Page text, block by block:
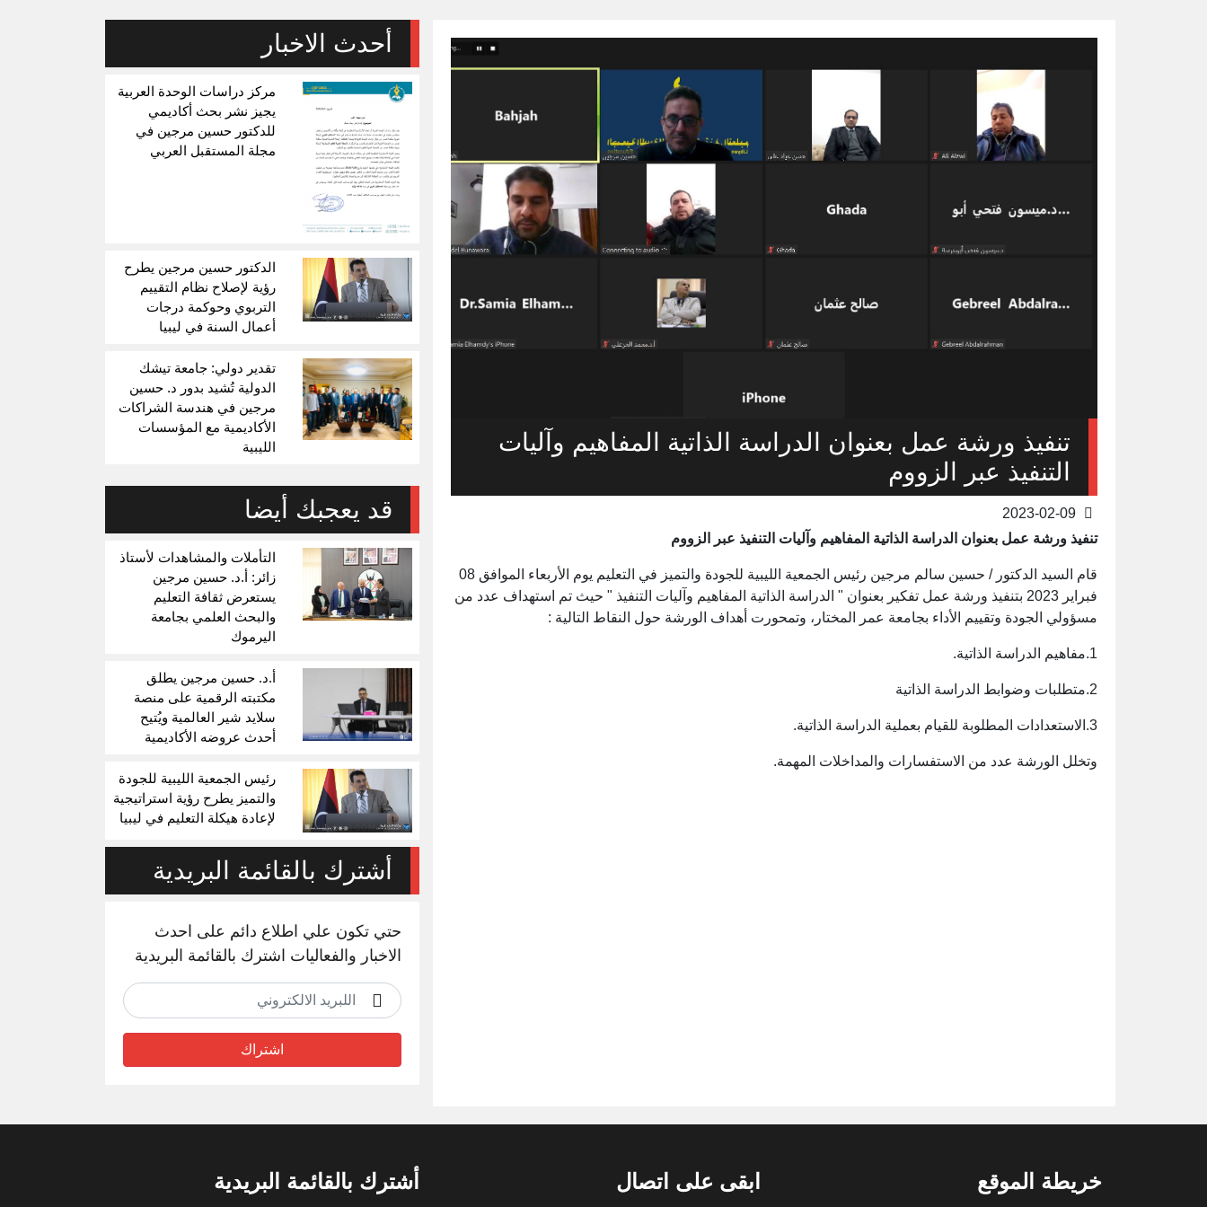
تنفيذ ورشة عمل بعنوان الدراسة الذاتية المفاهيم وآليات
التنفيذ عبر الزووم
تنفيذ ورشة عمل بعنوان الدراسة الذاتية المفاهيم وآليات التنفيذ عبر الزووم
قام السيد الدكتور / حسين سالم مرجين رئيس الجمعية الليبية للجودة والتميز في التعليم يوم الأربعاء الموافق 08
فبراير 2023 بتنفيذ ورشة عمل تفكير بعنوان " الدراسة الذاتية المفاهيم وآليات التنفيذ " حيث تم استهداف عدد من
مسؤولي الجودة وتقييم الأداء بجامعة عمر المختار، وتمحورت أهداف الورشة حول النقاط التالية :
1.مفاهيم الدراسة الذاتية.
2.متطلبات وضوابط الدراسة الذاتية
3.الاستعدادات المطلوبة للقيام بعملية الدراسة الذاتية.
وتخلل الورشة عدد من الاستفسارات والمداخلات المهمة.
أحدث الاخبار
مركز دراسات الوحدة العربية
يجيز نشر بحث أكاديمي
للدكتور حسين مرجين في
مجلة المستقبل العربي
الدكتور حسين مرجين يطرح
رؤية لإصلاح نظام التقييم
التربوي وحوكمة درجات
أعمال السنة في ليبيا
تقدير دولي: جامعة تيشك
الدولية تُشيد بدور د. حسين
مرجين في هندسة الشراكات
الأكاديمية مع المؤسسات
الليبية
قد يعجبك أيضا
التأملات والمشاهدات لأستاذ
زائر: أ.د. حسين مرجين
يستعرض ثقافة التعليم
والبحث العلمي بجامعة
اليرموك
أ.د. حسين مرجين يطلق
مكتبته الرقمية على منصة
سلايد شير العالمية ويُتيح
أحدث عروضه الأكاديمية
رئيس الجمعية الليبية للجودة
والتميز يطرح رؤية استراتيجية
لإعادة هيكلة التعليم في ليبيا
أشترك بالقائمة البريدية
حتي تكون علي اطلاع دائم على احدث
الاخبار والفعاليات اشترك بالقائمة البريدية
اشتراك
خريطة الموقع ابقى على اتصال أشترك بالقائمة البريدية